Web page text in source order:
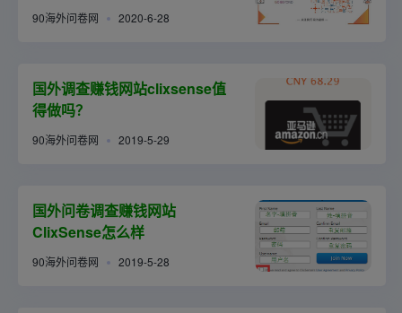
问卷资源（可点）
城市列表
关于本站
90海外问卷网 2020-6-28
国外调查赚钱网站clixsense值
得做吗？
90海外问卷网 2019-5-29
国外问卷调查赚钱网站
ClixSense怎么样
90海外问卷网 2019-5-28